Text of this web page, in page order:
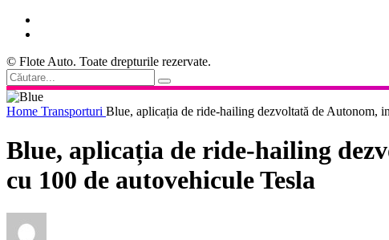
© Flote Auto. Toate drepturile rezervate.
Home Transporturi Blue, aplicația de ride-hailing dezvoltată de Autonom,
Blue, aplicația de ride-hailing
cu 100 de autovehicule Tesla